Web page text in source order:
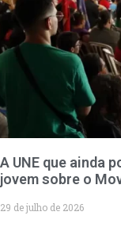
A UNE que ainda
jovem sobre o
29 de julho de 2026